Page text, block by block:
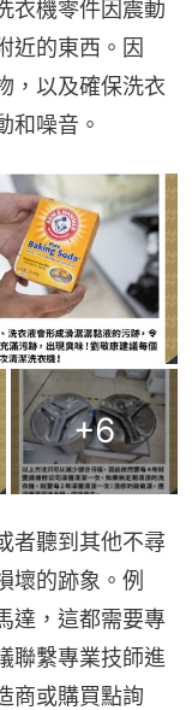
衣機零件因震動
近的東西。因
，以及確保洗衣
和噪音。
+6
者聽到其他不尋
壞的跡象。例
達，這都需要專
聯繫專業技師進
商或購買點詢